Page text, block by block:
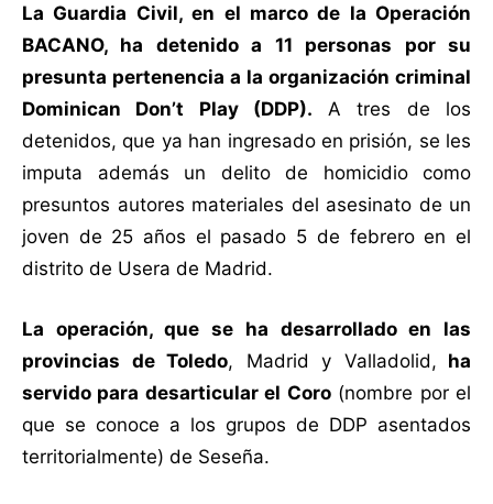
La Guardia Civil, en el marco de la Operación
BACANO, ha detenido a 11 personas por su
presunta pertenencia a la organización criminal
Dominican Don’t Play (DDP). A tres de los
detenidos, que ya han ingresado en prisión, se les
imputa además un delito de homicidio como
presuntos autores materiales del asesinato de un
joven de 25 años el pasado 5 de febrero en el
distrito de Usera de Madrid.
La operación, que se ha desarrollado en las
provincias de Toledo, Madrid y Valladolid, ha
servido para desarticular el Coro(nombre por el
que se conoce a los grupos de DDP asentados
territorialmente) de Seseña.